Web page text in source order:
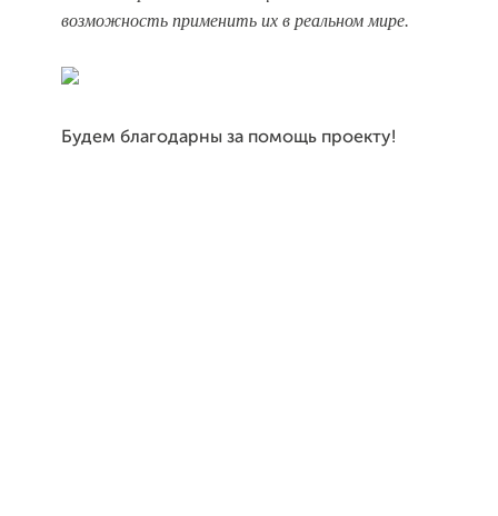
возможность применить их в реальном мире.
Будем благодарны за помощь проекту!